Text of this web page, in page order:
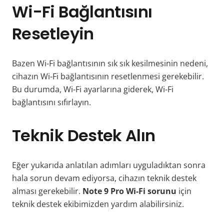
Wi-Fi Bağlantısını
Resetleyin
Bazen Wi-Fi bağlantısının sık sık kesilmesinin nedeni,
cihazın Wi-Fi bağlantısının resetlenmesi gerekebilir.
Bu durumda, Wi-Fi ayarlarına giderek, Wi-Fi
bağlantısını sıfırlayın.
Teknik Destek Alın
Eğer yukarıda anlatılan adımları uyguladıktan sonra
hala sorun devam ediyorsa, cihazın teknik destek
alması gerekebilir. Note 9 Pro Wi-Fi sorunu için
teknik destek ekibimizden yardım alabilirsiniz.